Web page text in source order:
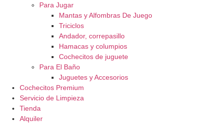
Para Jugar
Mantas y Alfombras De Juego
Triciclos
Andador, correpasillo
Hamacas y columpios
Cochecitos de juguete
Para El Baño
Juguetes y Accesorios
Cochecitos Premium
Servicio de Limpieza
Tienda
Alquiler